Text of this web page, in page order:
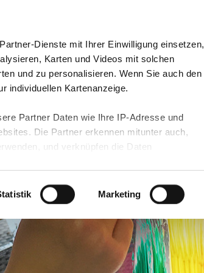
Dienste mit Ihrer Einwilligung einsetzen,
Karten und Videos mit solchen
und zu personalisieren. Wenn Sie auch den
individuellen Kartenanzeige.
Partner Daten wie Ihre IP-Adresse und
Die Partner erkennen mitunter auch,
und verknüpfen die Daten
und in unsererCookie-Übersicht. Wenn
aktiviert sind, müssen Sie alle Cookie-
Buttons über Ihre Einwilligung für diese
die Zukunft widerrufen. Bitte beachten Sie:
Marketing
Jobs & Karriere